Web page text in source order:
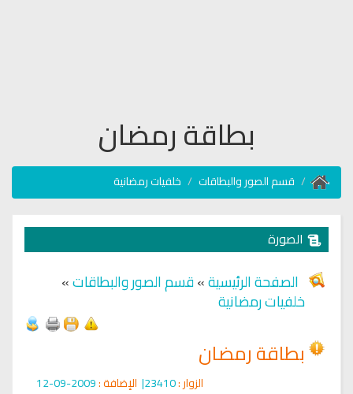
بطاقة رمضان
قسم الصور والبطاقات خلفيات رمضانية
الصورة
الصفحة الرئيسية»قسم الصور والبطاقات»
خلفيات رمضانية
بطاقة رمضان
الزوار : الإضافة :